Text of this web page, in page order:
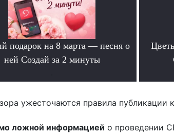
подарок на 8 марта — песня о
ней Создай за 2 минуты
ужесточаются правила публикации
ложной информацией о проведении